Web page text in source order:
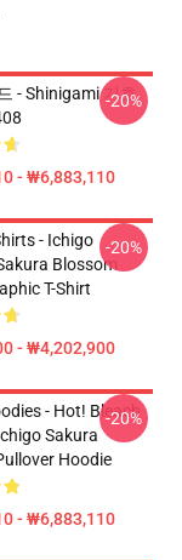
- Shinigami 기호
- ₩6,883,110
-20%
- Ichigo
Blossom
T-Shirt
- ₩4,202,900
-20%
- Hot! Bleach
Sakura
Hoodie
- ₩6,883,110
-20%